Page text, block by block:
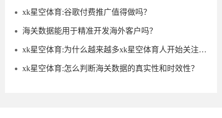
xk星空体育:谷歌付费推广值得做吗？
海关数据能用于精准开发海外客户吗？
xk星空体育:为什么越来越多xk星空体育人开始关注海关数据？
xk星空体育:怎么判断海关数据的真实性和时效性？